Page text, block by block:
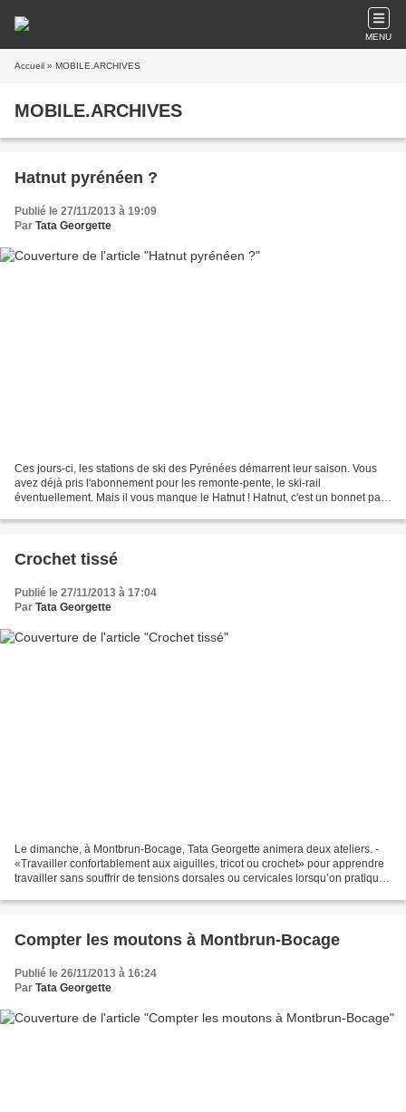
MENU
Accueil » MOBILE.ARCHIVES
MOBILE.ARCHIVES
Hatnut pyrénéen ?
Publié le 27/11/2013 à 19:09
Par Tata Georgette
Ces jours-ci, les stations de ski des Pyrénées démarrent leur saison. Vous
avez déjà pris l'abonnement pour les remonte-pente, le ski-rail
éventuellement. Mais il vous manque le Hatnut ! Hatnut, c'est un bonnet parti
Crochet tissé
Publié le 27/11/2013 à 17:04
Par Tata Georgette
Le dimanche, à Montbrun-Bocage, Tata Georgette animera deux ateliers. -
«Travailler confortablement aux aiguilles, tricot ou crochet» pour apprendre
travailler sans souffrir de tensions dorsales ou cervicales lorsqu’on pratique
Compter les moutons à Montbrun-Bocage
Publié le 26/11/2013 à 16:24
Par Tata Georgette